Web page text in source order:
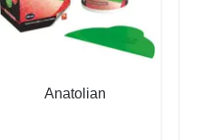
Anatolian